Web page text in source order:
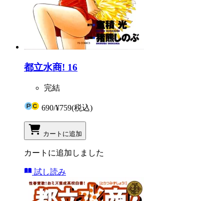
都立水商! 16
完結
690/¥759(税込)
カートに追加
カートに追加しました
試し読み